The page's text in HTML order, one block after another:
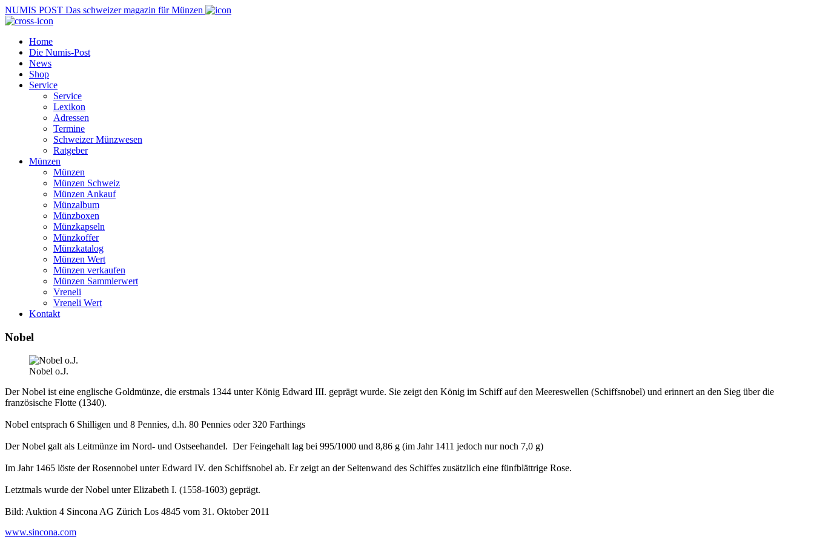
NUMIS POST Das schweizer magazin für Münzen
Home
Die Numis-Post
News
Shop
Service
Service
Lexikon
Adressen
Termine
Schweizer Münzwesen
Ratgeber
Münzen
Münzen
Münzen Schweiz
Münzen Ankauf
Münzalbum
Münzboxen
Münzkapseln
Münzkoffer
Münzkatalog
Münzen Wert
Münzen verkaufen
Münzen Sammlerwert
Vreneli
Vreneli Wert
Kontakt
Nobel
Nobel o.J.
Der Nobel ist eine englische Goldmünze, die erstmals 1344 unter König Edward III. geprägt wurde. Sie zeigt den König im Schiff auf den Meereswellen (Schiffsnobel) und erinnert an den Sieg über die
französische Flotte (1340).
Nobel entsprach 6 Shilligen und 8 Pennies, d.h. 80 Pennies oder 320 Farthings
Der Nobel galt als Leitmünze im Nord- und Ostseehandel. Der Feingehalt lag bei 995/1000 und 8,86 g (im Jahr 1411 jedoch nur noch 7,0 g)
Im Jahr 1465 löste der Rosennobel unter Edward IV. den Schiffsnobel ab. Er zeigt an der Seitenwand des Schiffes zusätzlich eine fünfblättrige Rose.
Letztmals wurde der Nobel unter Elizabeth I. (1558-1603) geprägt.
Bild: Auktion 4 Sincona AG Zürich Los 4845 vom 31. Oktober 2011
www.sincona.com